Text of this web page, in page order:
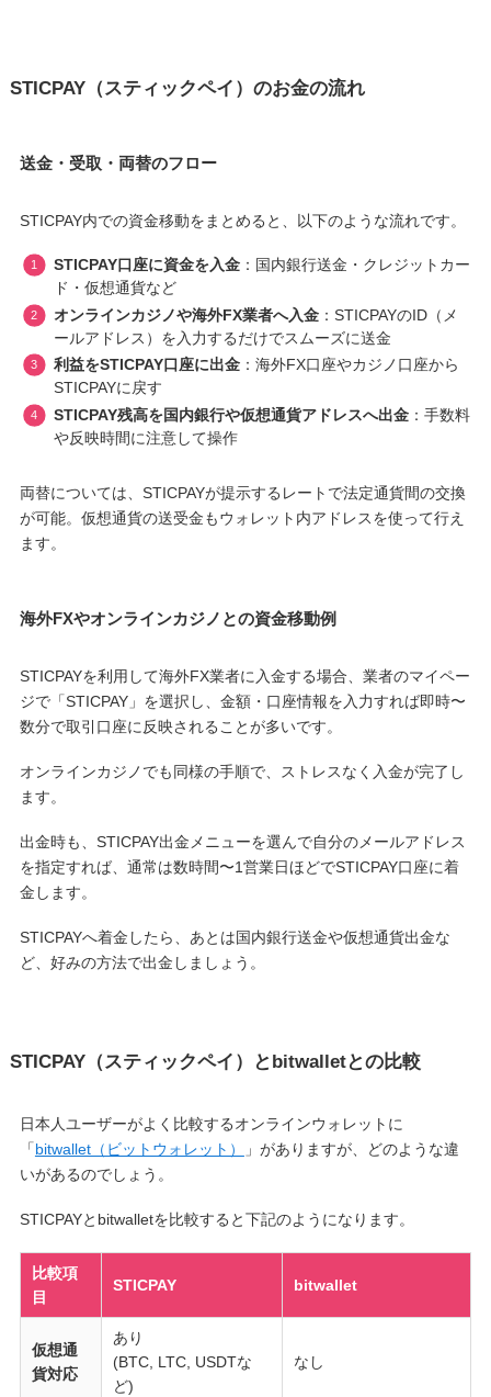
STICPAY（スティックペイ）のお金の流れ
送金・受取・両替のフロー
STICPAY内での資金移動をまとめると、以下のような流れです。
STICPAY口座に資金を入金 ：国内銀行送金・クレジットカー
ド・仮想通貨など
オンラインカジノや海外FX業者へ入金 ：STICPAYのID（メ
ールアドレス）を入力するだけでスムーズに送金
利益をSTICPAY口座に出金 ：海外FX口座やカジノ口座から
STICPAYに戻す
STICPAY残高を国内銀行や仮想通貨アドレスへ出金 ：手数料
や反映時間に注意して操作
両替については、STICPAYが提示するレートで法定通貨間の交換
が可能。仮想通貨の送受金もウォレット内アドレスを使って行え
ます。
海外FXやオンラインカジノとの資金移動例
STICPAYを利用して海外FX業者に入金する場合、業者のマイペー
ジで「STICPAY」を選択し、金額・口座情報を入力すれば即時〜
数分で取引口座に反映されることが多いです。
オンラインカジノでも同様の手順で、ストレスなく入金が完了し
ます。
出金時も、STICPAY出金メニューを選んで自分のメールアドレス
を指定すれば、通常は数時間〜1営業日ほどでSTICPAY口座に着
金します。
STICPAYへ着金したら、あとは国内銀行送金や仮想通貨出金な
ど、好みの方法で出金しましょう。
STICPAY（スティックペイ）とbitwalletとの比較
日本人ユーザーがよく比較するオンラインウォレットに
「bitwallet（ビットウォレット）
」がありますが、どのような違
いがあるのでしょう。
STICPAYとbitwalletを比較すると下記のようになります。
比較項
目
STICPAY bitwallet
仮想通
貨対応
あり
(BTC, LTC, USDTな
ど)
なし